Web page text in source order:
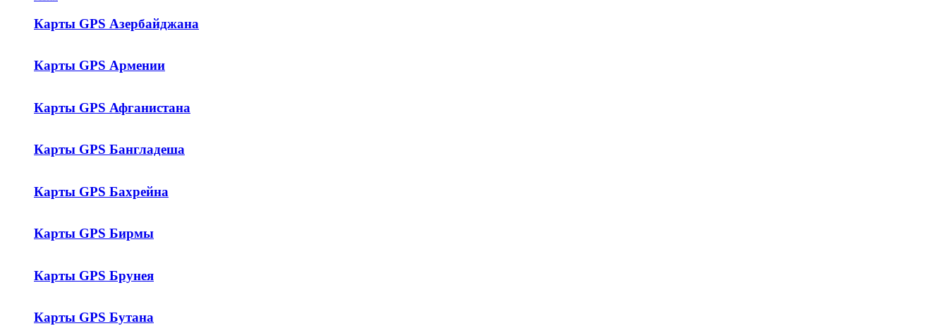
Карты GPS Азербайджана
Карты GPS Армении
Карты GPS Афганистана
Карты GPS Бангладеша
Карты GPS Бахрейна
Карты GPS Бирмы
Карты GPS Брунея
Карты GPS Бутана